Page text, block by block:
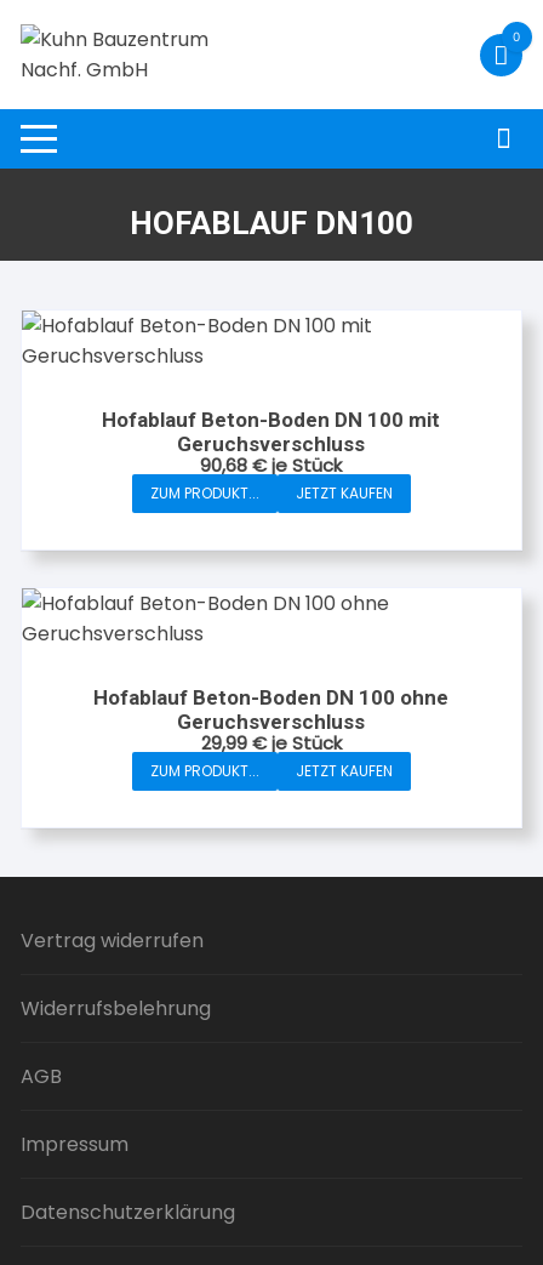
Inhalt
springen
0
HOFABLAUF DN100
Hofablauf Beton-Boden DN 100 mit
Geruchsverschluss
90,68€je Stück
ZUM PRODUKT... JETZT KAUFEN
Hofablauf Beton-Boden DN 100 ohne
Geruchsverschluss
29,99€je Stück
ZUM PRODUKT... JETZT KAUFEN
Vertrag widerrufen
Widerrufsbelehrung
AGB
Impressum
Datenschutzerklärung